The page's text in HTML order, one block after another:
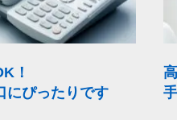
！
にぴったりです